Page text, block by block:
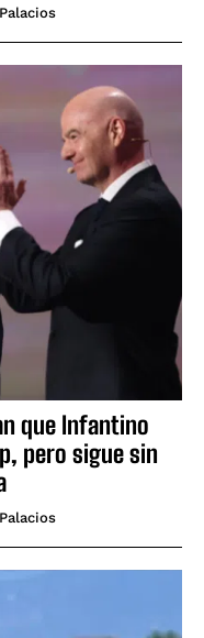
que Infantino
pero sigue sin